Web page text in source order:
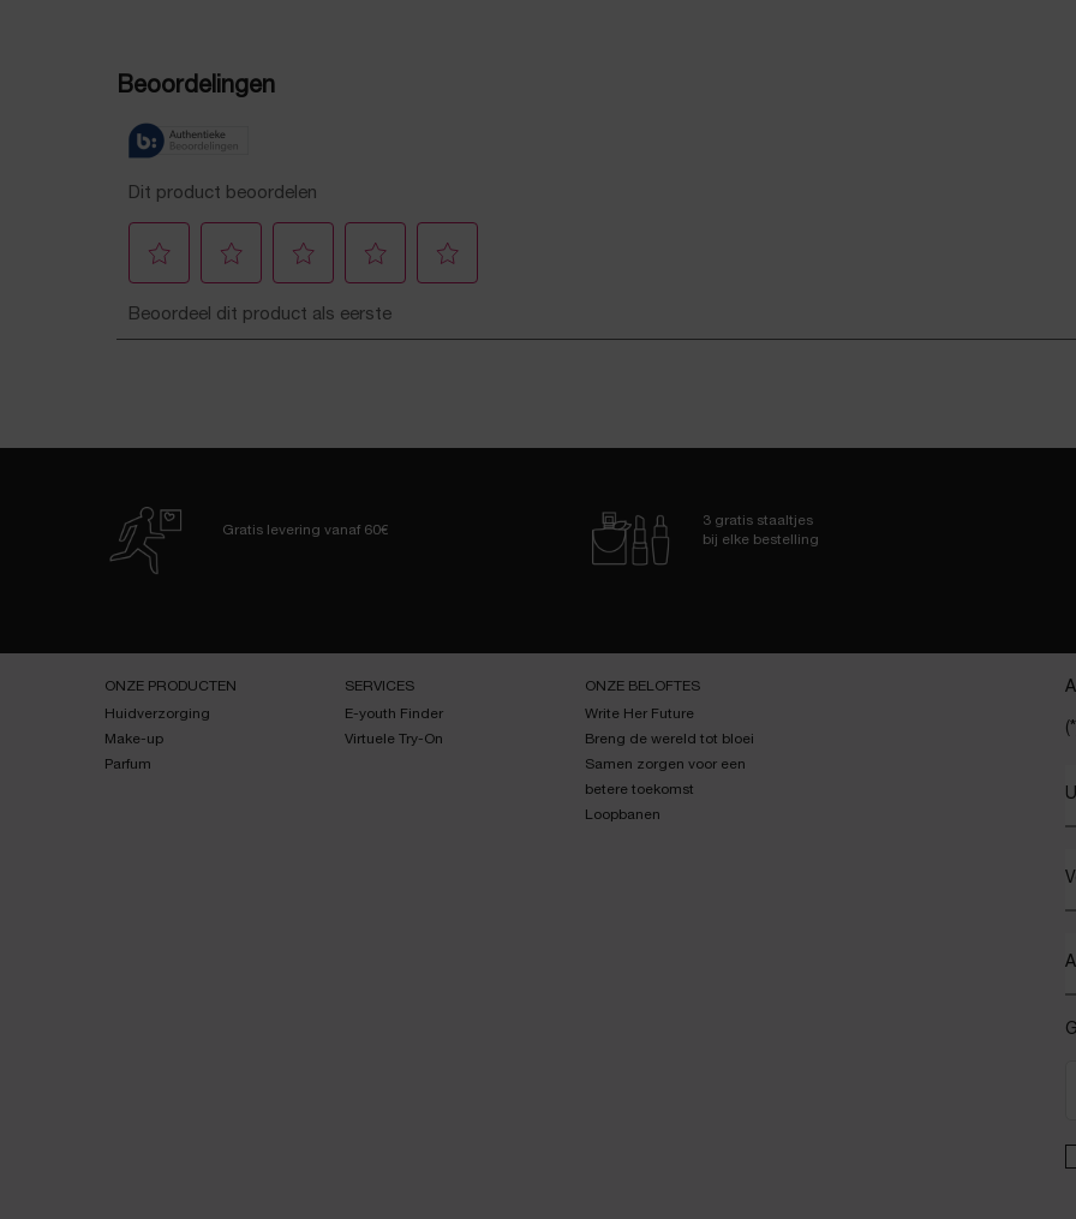
Gratis levering vanaf 60€
3 gratis staaltjes
bij elke bestelling
ONZE PRODUCTEN
Huidverzorging
Make-up
Parfum
SERVICES
E-youth Finder
Virtuele Try-On
ONZE BELOFTES
Write Her Future
Breng de wereld tot bloei
Samen zorgen voor een
betere toekomst
Loopbanen